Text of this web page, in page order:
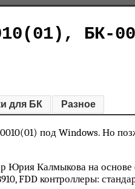
БК-
для БК Разное
под Windows. Но
Юрия Калмыкова на основе
FDD контроллеры: